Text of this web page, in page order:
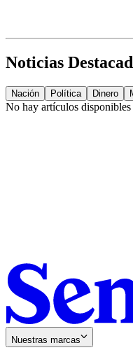
Noticias
Nación Política Dinero
No hay artículos disponibles
Nuestras marcas